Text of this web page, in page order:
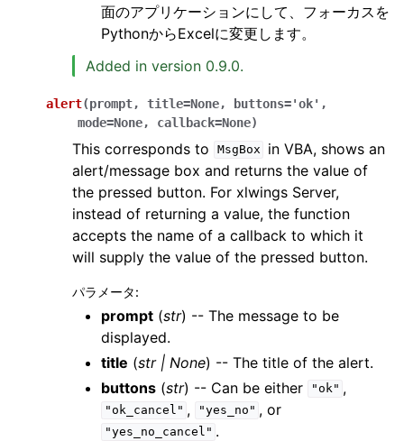
面のアプリケーションにして、フォーカスを
PythonからExcelに変更します。
Added in version 0.9.0.
alert(prompt, title=None, buttons='ok' ,
mode=None, callback=None)
This corresponds to MsgBox
in VBA, shows an
alert/message box and returns the value of
the pressed button. For xlwings Server,
instead of returning a value, the function
accepts the name of a callback to which it
will supply the value of the pressed button.
パラメータ:
prompt (str) -- The message to be
displayed.
title (str| None) -- The title of the alert.
buttons (str) -- Can be either "ok" ,
"ok_cancel" , "yes_no" , or
"yes_no_cancel" .